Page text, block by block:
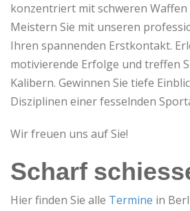
konzentriert mit schweren
Meistern Sie mit unseren
Ihren spannenden Erstkontakt.
motivierende Erfolge und treffen
Kalibern. Gewinnen Sie tiefe
Disziplinen einer fesselnden
Wir freuen uns auf Sie!
Scharf
Hier finden Sie alle Termine in